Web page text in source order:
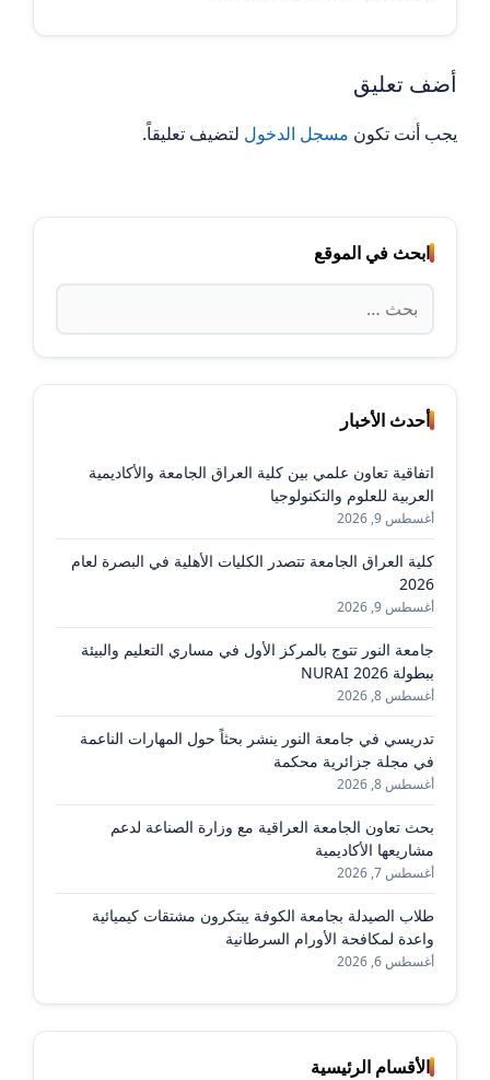
أضف تعليق
يجب أنت تكون مسجل الدخول لتضيف تعليقاً.
ابحث في الموقع
البحث
عن:
أحدث الأخبار
اتفاقية تعاون علمي بين كلية العراق الجامعة والأكاديمية
العربية للعلوم والتكنولوجيا
أغسطس 9, 2026
كلية العراق الجامعة تتصدر الكليات الأهلية في البصرة لعام
2026
أغسطس 9, 2026
جامعة النور تتوج بالمركز الأول في مساري التعليم والبيئة
ببطولة NURAI 2026
أغسطس 8, 2026
تدريسي في جامعة النور ينشر بحثاً حول المهارات الناعمة
في مجلة جزائرية محكمة
أغسطس 8, 2026
بحث تعاون الجامعة العراقية مع وزارة الصناعة لدعم
مشاريعها الأكاديمية
أغسطس 7, 2026
طلاب الصيدلة بجامعة الكوفة يبتكرون مشتقات كيميائية
واعدة لمكافحة الأورام السرطانية
أغسطس 6, 2026
الأقسام الرئيسية